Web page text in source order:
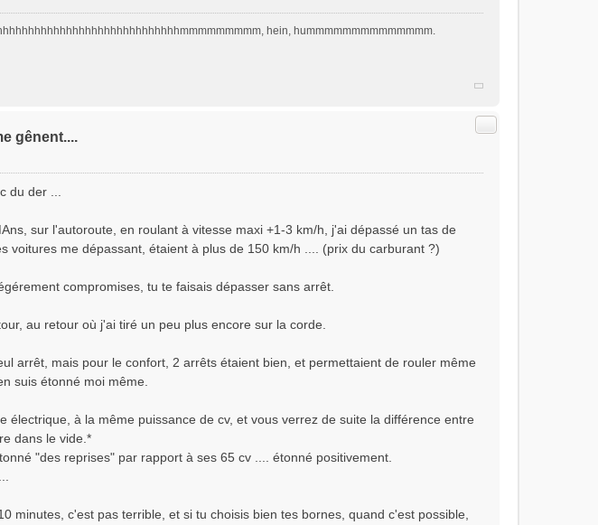
hein, hummmmmmmmmmmmmm.
gênent....
Citer
du der ...
sur l'autoroute, en roulant à vitesse maxi +1-3 km/h, j'ai dépassé un tas de
voitures me dépassant, étaient à plus de 150 km/h .... (prix du carburant ?)
compromises, tu te faisais dépasser sans arrêt.
au retour où j'ai tiré un peu plus encore sur la corde.
arrêt, mais pour le confort, 2 arrêts étaient bien, et permettaient de rouler même
suis étonné moi même.
électrique, à la même puissance de cv, et vous verrez de suite la différence entre
dans le vide.*
"des reprises" par rapport à ses 65 cv .... étonné positivement.
minutes, c'est pas terrible, et si tu choisis bien tes bornes, quand c'est possible,